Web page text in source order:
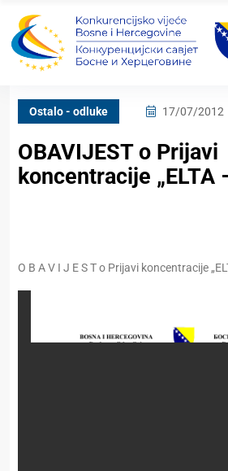
Ostalo - odluke 17/07/2012
OBAVIJEST o Prijavi
koncentracije „ELTA
O B A V I J E S T o Prijavi koncentracije